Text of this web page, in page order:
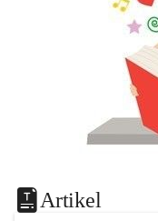
Artikel